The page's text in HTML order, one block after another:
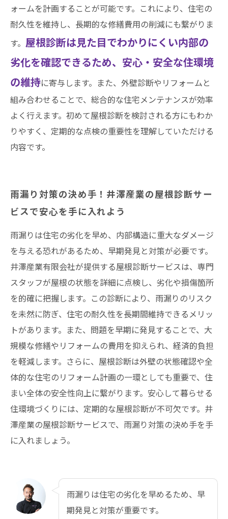
ォームを計画することが可能です。これにより、住宅の
耐久性を維持し、長期的な修繕費用の削減にも繋がりま
す。 屋根診断は見た目でわかりにくい内部の
劣化を確認できるため、安心・安全な住環境
の維持に寄与します。また、外壁診断やリフォームと
組み合わせることで、総合的な住宅メンテナンスが効率
よく行えます。初めて屋根診断を検討される方にもわか
りやすく、定期的な点検の重要性を理解していただける
内容です。
雨漏り対策の決め手！井澤産業の屋根診断サー
ビスで安心を手に入れよう
雨漏りは住宅の劣化を早め、内部構造に重大なダメージ
を与える恐れがあるため、早期発見と対策が必要です。
井澤産業有限会社が提供する屋根診断サービスは、専門
スタッフが屋根の状態を詳細に点検し、劣化や損傷箇所
を的確に把握します。この診断により、雨漏りのリスク
を未然に防ぎ、住宅の耐久性を長期間維持できるメリッ
トがあります。また、問題を早期に発見することで、大
規模な修繕やリフォームの費用を抑えられ、経済的負担
を軽減します。さらに、屋根診断は外壁の状態確認や全
体的な住宅のリフォーム計画の一環としても重要で、住
まい全体の安全性向上に繋がります。安心して暮らせる
住環境づくりには、定期的な屋根診断が不可欠です。井
澤産業の屋根診断サービスで、雨漏り対策の決め手を手
に入れましょう。
雨漏りは住宅の劣化を早めるため、早
期発見と対策が重要です。